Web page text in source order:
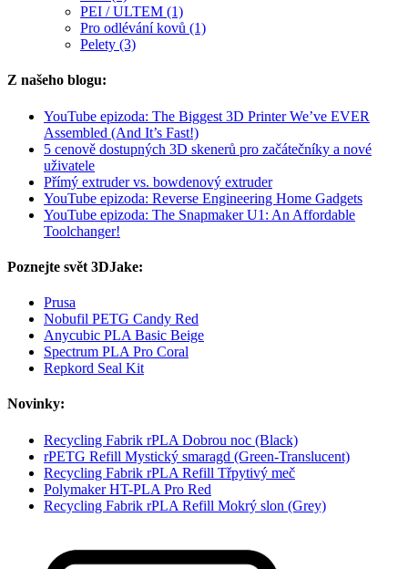
PEI / ULTEM (1)
Pro odlévání kovů (1)
Pelety (3)
Z našeho blogu:
YouTube epizoda: The Biggest 3D Printer We’ve EVER
Assembled (And It’s Fast!)
5 cenově dostupných 3D skenerů pro začátečníky a nové
uživatele
Přímý extruder vs. bowdenový extruder
YouTube epizoda: Reverse Engineering Home Gadgets
YouTube epizoda: The Snapmaker U1: An Affordable
Toolchanger!
Poznejte svět 3DJake:
Prusa
Nobufil PETG Candy Red
Anycubic PLA Basic Beige
Spectrum PLA Pro Coral
Repkord Seal Kit
Novinky:
Recycling Fabrik rPLA Dobrou noc (Black)
rPETG Refill Mystický smaragd (Green-Translucent)
Recycling Fabrik rPLA Refill Třpytivý meč
Polymaker HT-PLA Pro Red
Recycling Fabrik rPLA Refill Mokrý slon (Grey)